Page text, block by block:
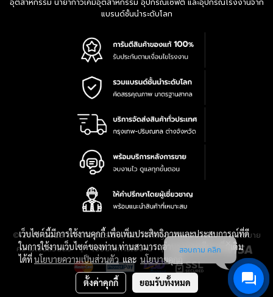
อุตสาหกรรม น้ำยากาวเคมีอุตสาหกรรม อุปกรณ์เซฟตี้ และอุปกรณ์โรงงานจาก
แบรนด์ชั้นนำระดับโลก
© 2016-2028 TPQTOOLS Co., Ltd. All Rights Reserved.|นโยบาย
ความเป็นส่วนตัว|เงื่อนไขการใช้งาน| แผนที่สินค้า
เว็บไซต์นี้มีการใช้งานคุกกี้ เพื่อเพิ่มประสิทธิภาพและประสบการณ์ที่ดี
ในการใช้งานเว็บไซต์ของท่าน ท่านสามารถอ่านรายละเอียดเพิ่มเติม
ได้ที่นโยบายความเป็นส่วนตัวและ นโยบายคุกกี้
ตั้งค่าคุกกี้ ยอมรับทั้งหมด
สอบถาม คลิก